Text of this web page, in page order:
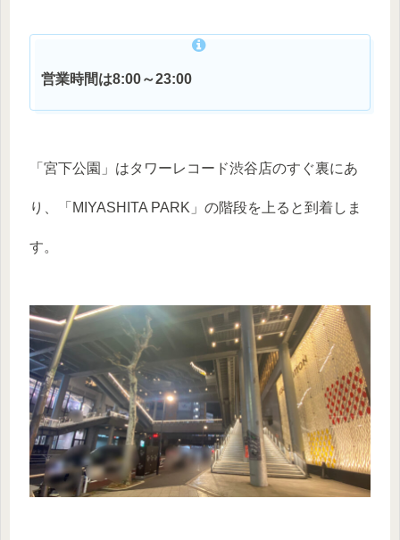
営業時間は8:00～23:00
「宮下公園」はタワーレコード渋谷店のすぐ裏にあ
り、「MIYASHITA PARK」の階段を上ると到着しま
す。